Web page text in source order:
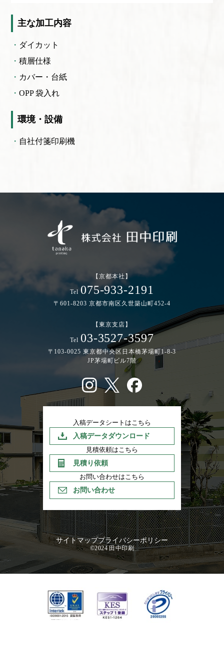
主な加工内容
ダイカット
積層仕様
カバー・台紙
OPP 袋入れ
環境・設備
自社付箋印刷機
【京都本社】
Tel 075-933-2191
〒601-8203 京都市南区久世築山町452-4
【東京支店】
Tel 03-3527-3597
〒103-0025 東京都中央区日本橋茅場町1-8-3
JP茅場町ビル7階
入稿データシートはこちら
入稿データダウンロード
見積依頼はこちら
見積り依頼
お問い合わせはこちら
お問い合わせ
©2024 田中印刷
サイトマッププライバシーポリシー